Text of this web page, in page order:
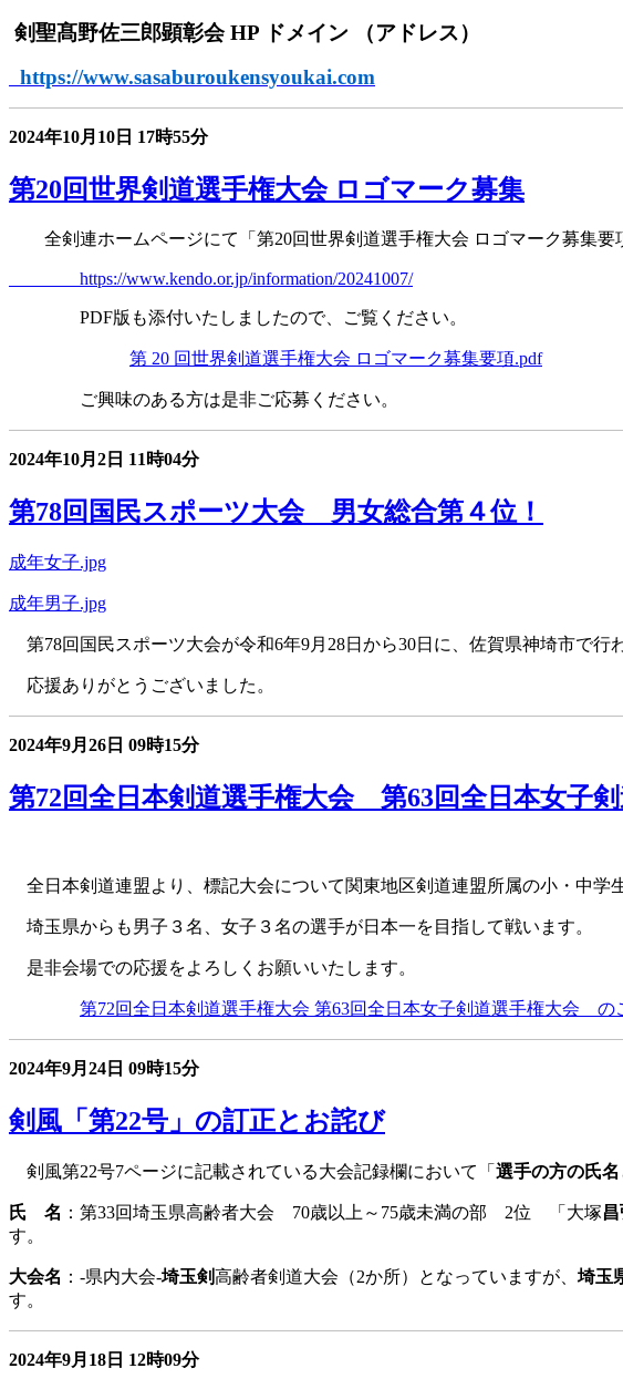
剣聖髙野佐三郎顕彰会HP ドメイン （アドレス）
https://www.sasaburoukensyoukai.com
2024年10月10日 17時55分
第20回世界剣道選手権大会 ロゴマーク募集
全剣連ホームページにて「第20回世界剣道選手権大会 ロゴマーク募集要
https://www.kendo.or.jp/information/20241007/
PDF版も添付いたしましたので、ご覧ください。
第 20 回世界剣道選手権大会 ロゴマーク募集要項.pdf
ご興味のある方は是非ご応募ください。
2024年10月2日 11時04分
第78回国民スポーツ大会 男女総合第４位！
成年女子.jpg
成年男子.jpg
第78回国民スポーツ大会が令和6年9月28日から30日に、佐賀県神埼市で
応援ありがとうございました。
2024年9月26日 09時15分
第72回全日本剣道選手権大会 第63回全日本女子
全日本剣道連盟より、標記大会について関東地区剣道連盟所属の小・中学
埼玉県からも男子３名、女子３名の選手が日本一を目指して戦います。
是非会場での応援をよろしくお願いいたします。
第72回全日本剣道選手権大会 第63回全日本女子剣道選手権大会 の
2024年9月24日 09時15分
剣風「第22号」の訂正とお詫び
剣風第22号7ページに記載されている大会記録欄において「 選手の方の氏名
氏 名 ：第33回埼玉県高齢者大会 70歳以上～75歳未満の部 2位 「大塚
す。
大会名 ：-県内大会-埼玉剣高齢者剣道大会（2か所）となっていますが、 埼玉
す
2024年9月18日 12時09分